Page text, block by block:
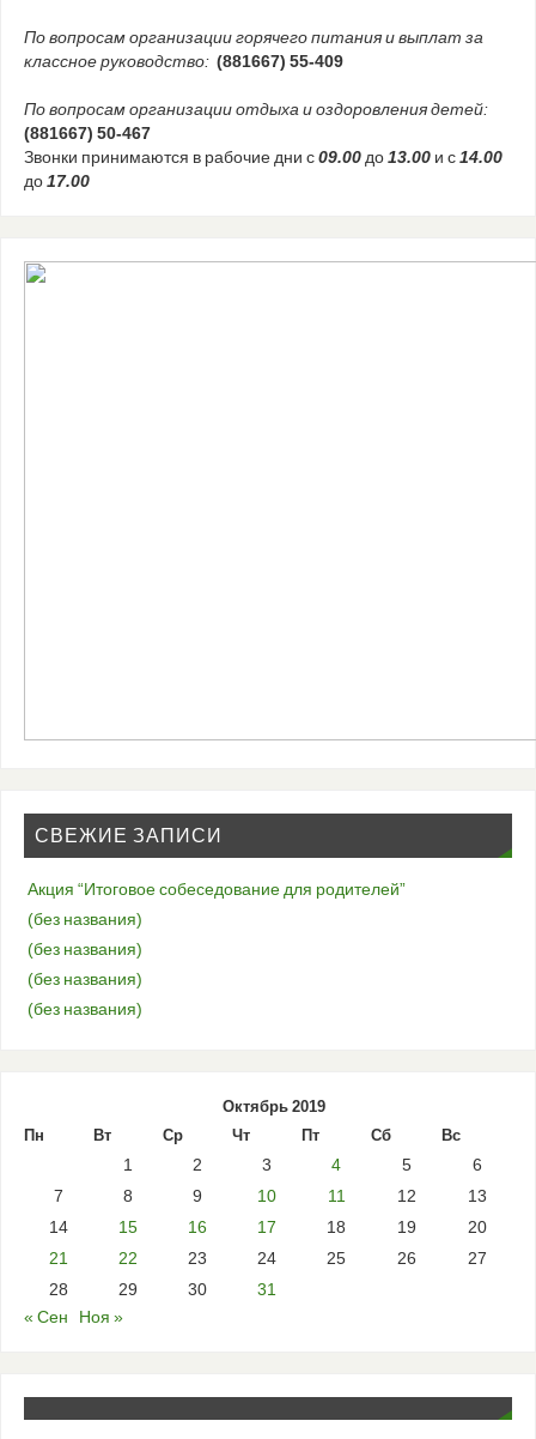
По вопросам организации горячего питания и выплат за
классное руководство:(881667) 55-409
По вопросам организации отдыха и оздоровления детей:
(881667) 50-467
Звонки принимаются в рабочие дни с09.00до13.00и с14.00
до17.00
СВЕЖИЕ ЗАПИСИ
Акция “Итоговое собеседование для родителей”
(без названия)
(без названия)
(без названия)
(без названия)
Октябрь 2019
Пн
Вт Ср Чт Пт Сб Вс
1 2 3 4 5
6
7
8 9 10 11 12
13
14
15 16 17 18 19
20
21
22 23 24 25 26
27
28
29 30
31
« Сен
Ноя »